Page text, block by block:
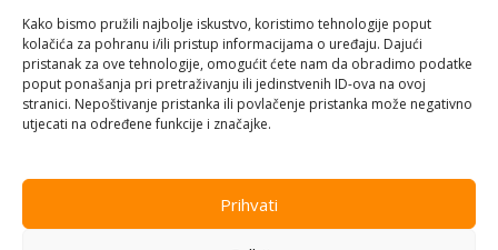
Kako bismo pružili najbolje iskustvo, koristimo tehnologije poput
kolačića za pohranu i/ili pristup informacijama o uređaju. Dajući
pristanak za ove tehnologije, omogućit ćete nam da obradimo podatke
poput ponašanja pri pretraživanju ili jedinstvenih ID-ova na ovoj
stranici. Nepoštivanje pristanka ili povlačenje pristanka može negativno
utjecati na određene funkcije i značajke.
Prihvati
Kontakt informacije
Branilaca Bosne, 75 300 Lukavac
+387 35 555 999
info@pconer.ba